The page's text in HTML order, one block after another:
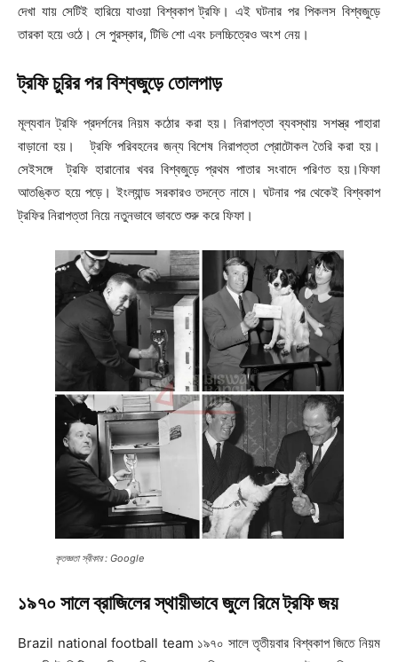
দেখা যায় সেটিই হারিয়ে যাওয়া বিশ্বকাপ ট্রফি। এই ঘটনার পর পিকলস বিশ্বজুড়ে
তারকা হয়ে ওঠে। সে পুরস্কার, টিভি শো এবং চলচ্চিত্রেও অংশ নেয়।
ট্রফি চুরির পর বিশ্বজুড়ে তোলপাড়
মূল্যবান ট্রফি প্রদর্শনের নিয়ম কঠোর করা হয়। নিরাপত্তা ব্যবস্থায় সশস্ত্র পাহারা
বাড়ানো হয়। ট্রফি পরিবহনের জন্য বিশেষ নিরাপত্তা প্রোটোকল তৈরি করা হয়।
সেইসঙ্গে ট্রফি হারানোর খবর বিশ্বজুড়ে প্রথম পাতার সংবাদে পরিণত হয়।ফিফা
আতঙ্কিত হয়ে পড়ে। ইংল্যান্ড সরকারও তদন্তে নামে। ঘটনার পর থেকেই বিশ্বকাপ
ট্রফির নিরাপত্তা নিয়ে নতুনভাবে ভাবতে শুরু করে ফিফা।
কৃতজ্ঞতা স্বীকার : Google
১৯৭০ সালে ব্রাজিলের স্থায়ীভাবে জুলে রিমে ট্রফি জয়
Brazil national football team ১৯৭০ সালে তৃতীয়বার বিশ্বকাপ জিতে নিয়ম